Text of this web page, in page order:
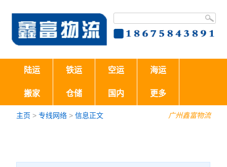
陆运 铁运 空运 海运
搬家 仓储 国内 更多
广州鑫富物流
主页 >专线网络 >信息正文